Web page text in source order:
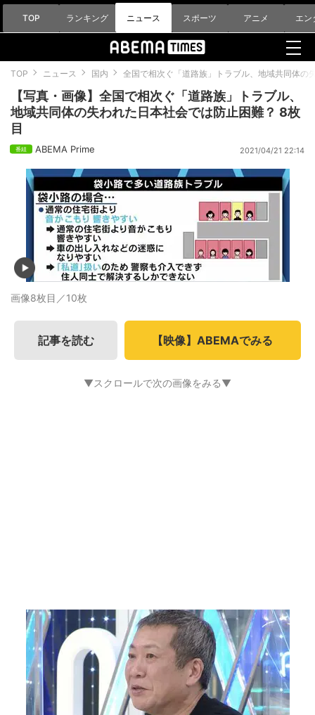
TOP ランキング ニュース スポーツ アニメ エン
TOP ニュース 国内 全国で相次ぐ「道路族」トラブル、地域共同体の
【写真・画像】全国で相次ぐ「道路族」トラブル、
地域共同体の失われた日本社会では防止困難？ 8枚
目
ABEMA Prime 2021/04/21 22:14
画像8枚目／10枚
記事を読む 【映像】ABEMAでみる
▼スクロールで次の画像をみる▼